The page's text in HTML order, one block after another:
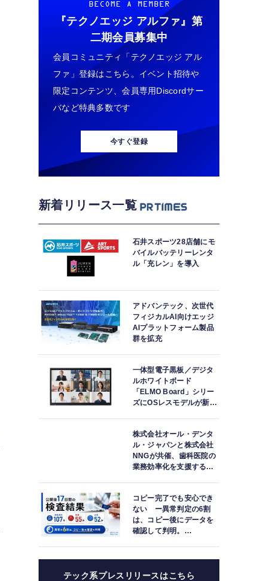
BECOME A MEMBER
『テクノエッジ アルファ』 第
二期会員募集中
会員コミュニティ「テクノエッジ アル
ファ」登録はこちら。イベント招待や
限定コンテンツ、会員専用Discordサー
バなど特典多数です
今すぐ登録
新着リリース一覧
石井スポーツ28店舗にモ
バイルバッテリーレンタ
ル「充レン」を導入
アドバンテック、次世代
フィジカルAI向けエッジ
AIプラットフォーム製品
群を拡充
一体型電子黒板／デジタ
ルホワイトボード
「ELMO Board」シリー
ズにOSレスモデルが新登
株式会社オール・デンタ
ル・ジャパンと株式会社
NNGが共催、歯科医院の
業務効率化を支援する院
紹介
コピー完了でも安心でき
ない ー異常判定の6割
は、コピー後にデータを
確認して判明。
集計
テック系プレスリリースはこちら